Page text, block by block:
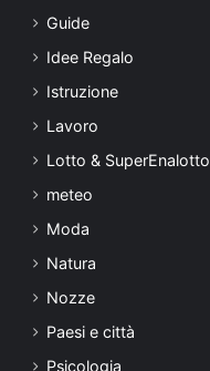
Guide
Idee Regalo
Istruzione
Lavoro
Lotto & SuperEnalotto
meteo
Moda
Natura
Nozze
Paesi e città
Psicologia